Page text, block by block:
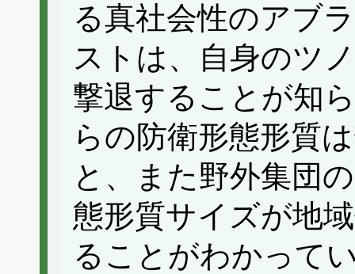
る真社会性のアブ
ストは、自身のツ
撃退することが知
らの防衛形態形質
と、また野外集団
態形質サイズが地
ることがわかって